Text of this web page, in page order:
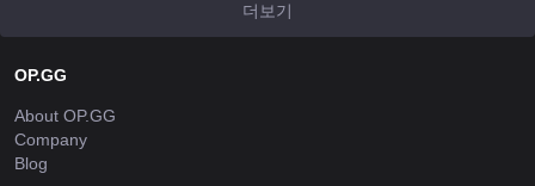
더보기
OP.GG
About OP.GG
Company
Blog